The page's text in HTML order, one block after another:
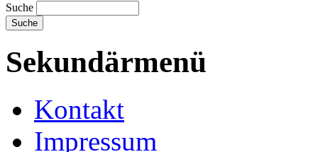
Suche
Sekundärmenü
Kontakt
Impressum